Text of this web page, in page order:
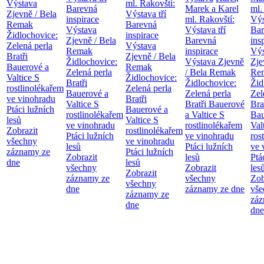
Výstava
Zjevně / Bela
Remak
Židlochovice:
Zelená perla
Bratři
Bauerové a
Valtice S
rostlinolékařem
ve vinohradu
Ptáci lužních
lesů
Zobrazit
všechny
záznamy ze
dne
Barevná
inspirace
Výstava
Zjevně / Bela
Remak
Židlochovice:
Zelená perla
Bratři
Bauerové a
Valtice S
rostlinolékařem
ve vinohradu
Ptáci lužních
lesů
Zobrazit
všechny
záznamy ze
dne
ml. Rakovští:
Výstava tří
Barevná
inspirace
Výstava
Zjevně / Bela
Remak
Židlochovice:
Zelená perla
Bratři
Bauerové a
Valtice S
rostlinolékařem
ve vinohradu
Ptáci lužních
lesů
Zobrazit
všechny
záznamy ze
dne
Marek a Karel
ml. Rakovští:
Výstava tří
Barevná
inspirace
Výstava Zjevně
/ Bela Remak
Židlochovice:
Zelená perla
Bratři Bauerové
a Valtice S
rostlinolékařem
ve vinohradu
Ptáci lužních
lesů
Zobrazit
všechny
záznamy ze dne
ml.
ve
dne